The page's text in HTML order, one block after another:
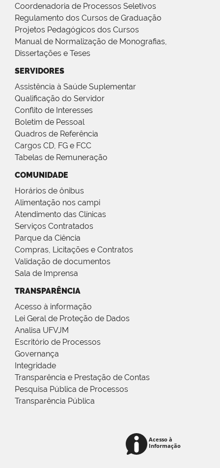
Coordenadoria de Processos Seletivos
Regulamento dos Cursos de Graduação
Projetos Pedagógicos dos Cursos
Manual de Normalização de Monografias,
Dissertações e Teses
SERVIDORES
Assistência à Saúde Suplementar
Qualificação do Servidor
Conflito de Interesses
Boletim de Pessoal
Quadros de Referência
Cargos CD, FG e FCC
Tabelas de Remuneração
COMUNIDADE
Horários de ônibus
Alimentação nos campi
Atendimento das Clínicas
Serviços Contratados
Parque da Ciência
Compras, Licitações e Contratos
Validação de documentos
Sala de Imprensa
TRANSPARÊNCIA
Acesso à informação
Lei Geral de Proteção de Dados
Analisa UFVJM
Escritório de Processos
Governança
Integridade
Transparência e Prestação de Contas
Pesquisa Pública de Processos
Transparência Pública